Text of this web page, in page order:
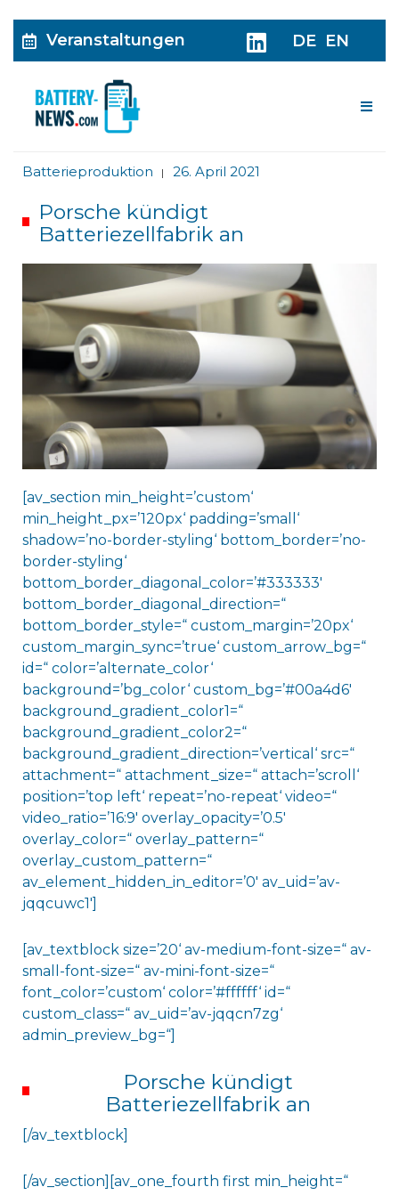
Veranstaltungen DE EN
Batterieproduktion | 26. April 2021
Porsche kündigt
Batteriezellfabrik an
[av_section min_height=’custom‘
min_height_px=’120px‘ padding=’small‘
shadow=’no-border-styling‘ bottom_border=’no-
border-styling‘
bottom_border_diagonal_color=’#333333′
bottom_border_diagonal_direction=“
bottom_border_style=“ custom_margin=’20px‘
custom_margin_sync=’true‘ custom_arrow_bg=“
id=“ color=’alternate_color‘
background=’bg_color‘ custom_bg=’#00a4d6′
background_gradient_color1=“
background_gradient_color2=“
background_gradient_direction=’vertical‘ src=“
attachment=“ attachment_size=“ attach=’scroll‘
position=’top left‘ repeat=’no-repeat‘ video=“
video_ratio=’16:9′ overlay_opacity=’0.5′
overlay_color=“ overlay_pattern=“
overlay_custom_pattern=“
av_element_hidden_in_editor=’0′ av_uid=’av-
jqqcuwc1′]
[av_textblock size=’20‘ av-medium-font-size=“ av-
small-font-size=“ av-mini-font-size=“
font_color=’custom‘ color=’#ffffff‘ id=“
custom_class=“ av_uid=’av-jqqcn7zg‘
admin_preview_bg=“]
Porsche kündigt
Batteriezellfabrik an
[/av_textblock]
[/av_section][av_one_fourth first min_height=“